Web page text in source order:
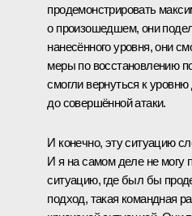
продемонстрировать
о произошедшем, они
нанесённого уровня, они
меры по восстановлению
смогли вернуться к
до совершённой атаки.
И конечно, эту ситуацию
И я на самом деле не могу
ситуацию, где был бы
подход, такая командная